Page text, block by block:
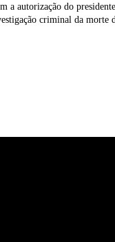
a autorização do
criminal da morte